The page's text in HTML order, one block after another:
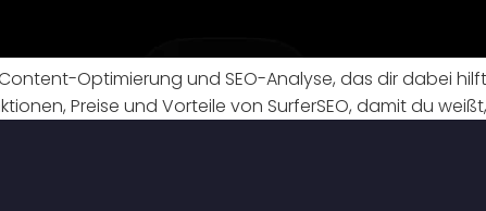
Content-Optimierung und SEO-Analyse, das dir dabei
Preise und Vorteile von SurferSEO, damit du